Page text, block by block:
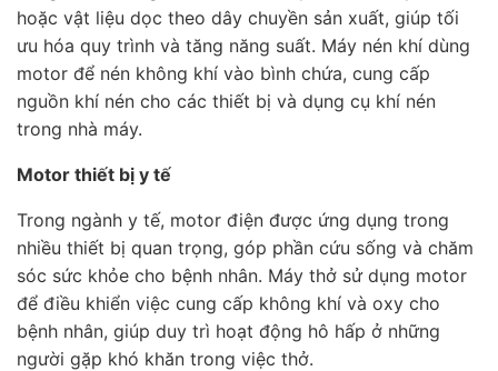
hoặc vật liệu dọc theo dây chuyền sản xuất, giúp tối
ưu hóa quy trình và tăng năng suất. Máy nén khí dùng
motor để nén không khí vào bình chứa, cung cấp
nguồn khí nén cho các thiết bị và dụng cụ khí nén
trong nhà máy.
Motor thiết bị y tế
Trong ngành y tế, motor điện được ứng dụng trong
nhiều thiết bị quan trọng, góp phần cứu sống và chăm
sóc sức khỏe cho bệnh nhân. Máy thở sử dụng motor
để điều khiển việc cung cấp không khí và oxy cho
bệnh nhân, giúp duy trì hoạt động hô hấp ở những
người gặp khó khăn trong việc thở.